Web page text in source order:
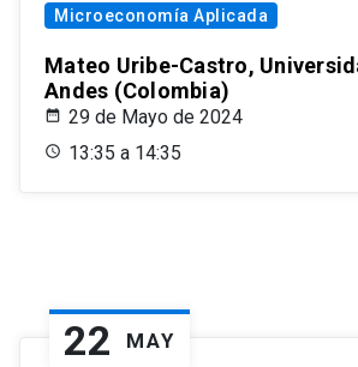
Microeconomía Aplicada
Mateo Uribe-Castro,
Andes (Colombia)
29 de Mayo de 2024
13:35 a 14:35
22 MAY